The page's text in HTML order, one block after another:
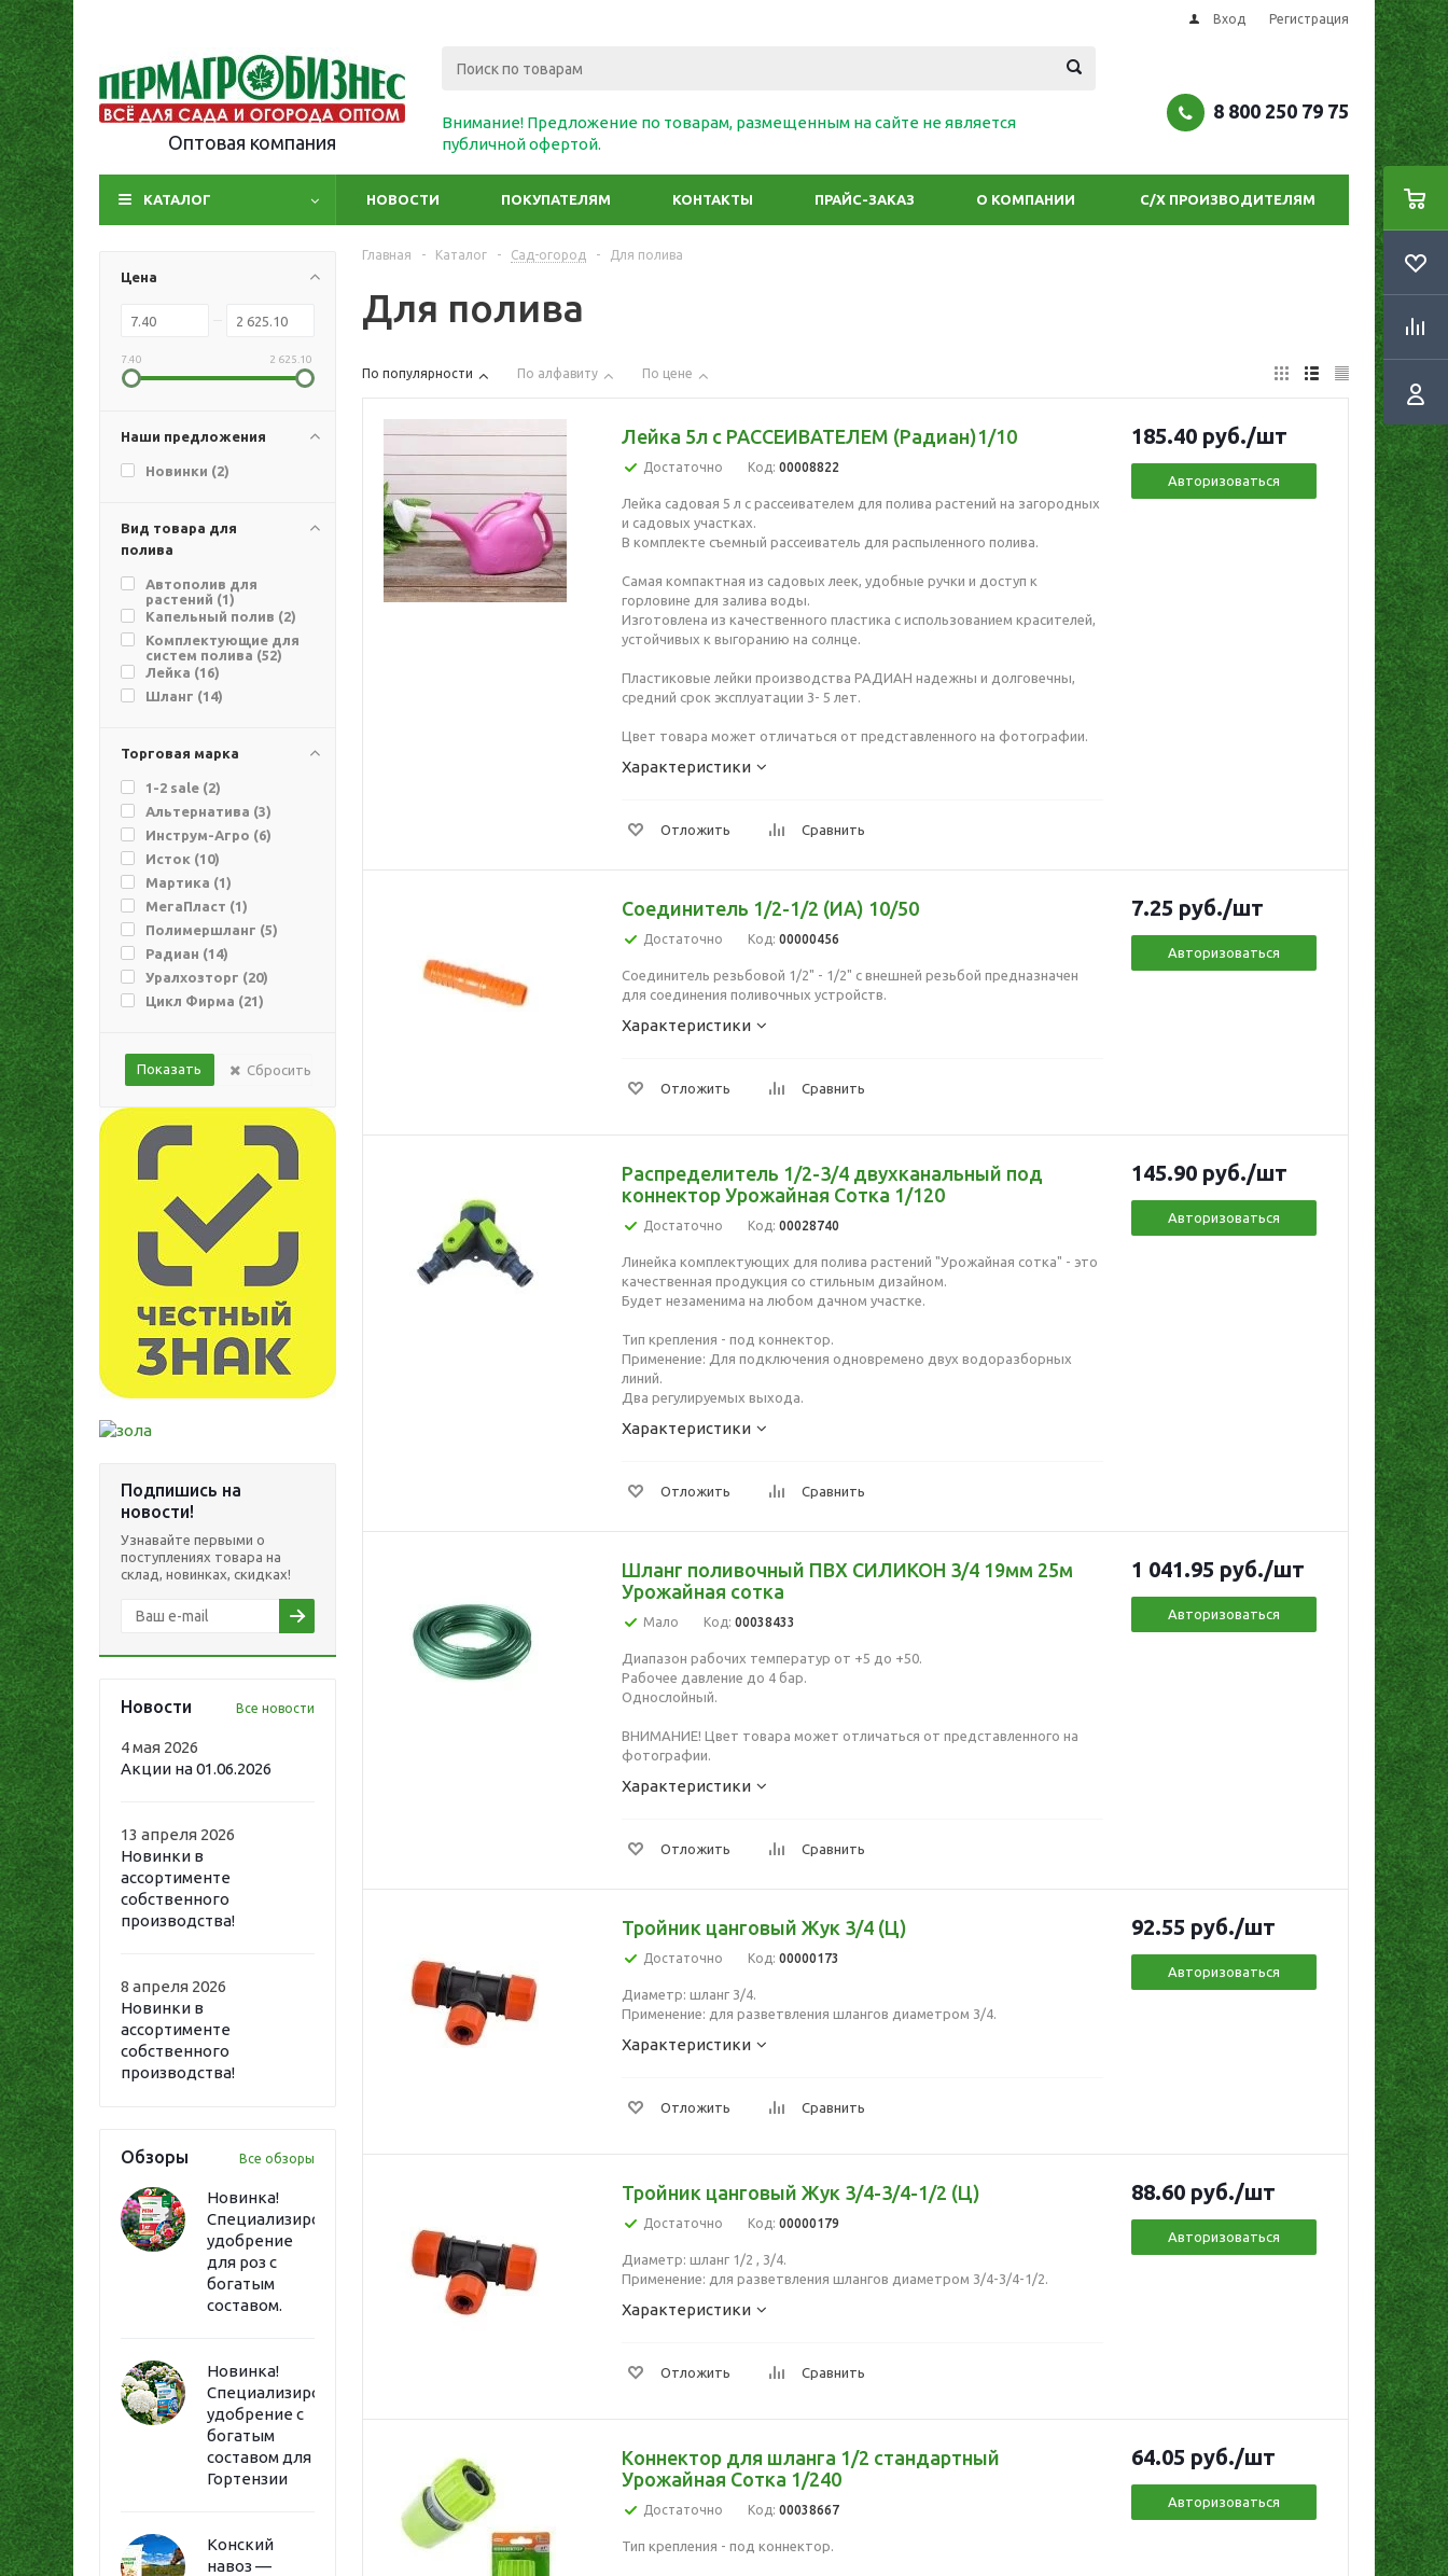
Вход Регистрация
Оптовая компания
Внимание! Предложение по товарам, размещенным на сайте не является
публичной офертой.
8 800 250 79 75
КАТАЛОГ НОВОСТИ ПОКУПАТЕЛЯМ КОНТАКТЫ ПРАЙС-ЗАКАЗ О КОМПАНИИ С/Х ПРОИЗВОДИТЕЛЯМ
Цена
7.40 2 625.10
Наши предложения
Новинки (2)
Вид товара для
полива
Автополив для
растений (1)
Капельный полив (2)
Комплектующие для
систем полива (52)
Лейка (16)
Шланг (14)
Торговая марка
1-2 sale (2)
Альтернатива (3)
Инструм-Агро (6)
Исток (10)
Мартика (1)
МегаПласт (1)
Полимершланг (5)
Радиан (14)
Уралхозторг (20)
Цикл Фирма (21)
Сбросить
Подпишись на
новости!
Узнавайте первыми о
поступлениях товара на
склад, новинках, скидках!
Новости Все новости
4 мая 2026
Акции на 01.06.2026
13 апреля 2026
Новинки в
ассортименте
собственного
производства!
8 апреля 2026
Новинки в
ассортименте
собственного
производства!
Обзоры Все обзоры
Новинка!
Специализированное
удобрение
для роз с
богатым
составом.
Новинка!
Специализированное
удобрение с
богатым
составом для
Гортензии
Конский
навоз —
Главная - Каталог - Сад-огород - Для полива
Для полива
По популярности По алфавиту По цене
Лейка 5л с РАССЕИВАТЕЛЕМ (Радиан)1/10
Достаточно Код: 00008822
Лейка садовая 5 л с рассеивателем для полива растений на загородных
и садовых участках.
В комплекте съемный рассеиватель для распыленного полива.
Самая компактная из садовых леек, удобные ручки и доступ к
горловине для залива воды.
Изготовлена из качественного пластика с использованием красителей,
устойчивых к выгоранию на солнце.
Пластиковые лейки производства РАДИАН надежны и долговечны,
средний срок эксплуатации 3- 5 лет.
Цвет товара может отличаться от представленного на фотографии.
Характеристики
Отложить Сравнить
185.40 руб./шт
Авторизоваться
Соединитель 1/2-1/2 (ИА) 10/50
Достаточно Код: 00000456
Соединитель резьбовой 1/2" - 1/2" с внешней резьбой предназначен
для соединения поливочных устройств.
Характеристики
Отложить Сравнить
7.25 руб./шт
Авторизоваться
Распределитель 1/2-3/4 двухканальный под
коннектор Урожайная Сотка 1/120
Достаточно Код: 00028740
Линейка комплектующих для полива растений "Урожайная сотка" - это
качественная продукция со стильным дизайном.
Будет незаменима на любом дачном участке.
Тип крепления - под коннектор.
Применение: Для подключения одновремено двух водоразборных
линий.
Два регулируемых выхода.
Характеристики
Отложить Сравнить
145.90 руб./шт
Авторизоваться
Шланг поливочный ПВХ СИЛИКОН 3/4 19мм 25м
Урожайная сотка
Мало Код: 00038433
Диапазон рабочих температур от +5 до +50.
Рабочее давление до 4 бар.
Однослойный.
ВНИМАНИЕ! Цвет товара может отличаться от представленного на
фотографии.
Характеристики
Отложить Сравнить
1 041.95 руб./шт
Авторизоваться
Тройник цанговый Жук 3/4 (Ц)
Достаточно Код: 00000173
Диаметр: шланг 3/4.
Применение: для разветвления шлангов диаметром 3/4.
Характеристики
Отложить Сравнить
92.55 руб./шт
Авторизоваться
Тройник цанговый Жук 3/4-3/4-1/2 (Ц)
Достаточно Код: 00000179
Диаметр: шланг 1/2 , 3/4.
Применение: для разветвления шлангов диаметром 3/4-3/4-1/2.
Характеристики
Отложить Сравнить
88.60 руб./шт
Авторизоваться
Коннектор для шланга 1/2 стандартный
Урожайная Сотка 1/240
Достаточно Код: 00038667
Тип крепления - под коннектор.
64.05 руб./шт
Авторизоваться